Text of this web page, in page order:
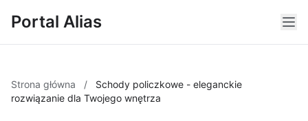
Portal Alias
Strona główna /
Schody policzkowe - eleganckie
rozwiązanie dla Twojego wnętrza